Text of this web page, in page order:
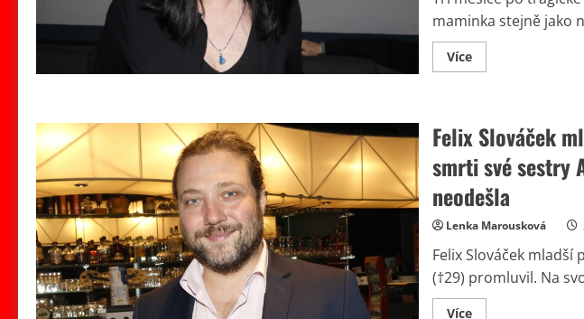
lékařů
nesměla
létat
maminka stejně jako
VíceRead
more
vzkaz,
kterým
vyjádřila
své
trápení.
Chtěla
by
být
zase
s
Aničkou
za
každou
cenu
Felix Slováček
smrti své sestry
neodešla
Lenka Marousková
Felix Slováček
(†29) promluvil. Na
VíceRead